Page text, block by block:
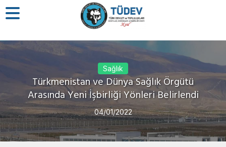
Sağlık
Türkmenistan ve Dünya Sağlık Örgütü
Arasında Yeni İşbirliği Yönleri Belirlendi
04/01/2022